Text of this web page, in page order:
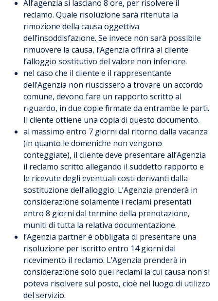
All’agenzia si lasciano 8 ore, per risolvere il
reclamo. Quale risoluzione sarà ritenuta la
rimozione della causa oggettiva
dell’insoddisfazione. Se invece non sarà possibile
rimuovere la causa, l’Agenzia offrirà al cliente
l’alloggio sostitutivo del valore non inferiore.
nel caso che il cliente e il rappresentante
dell’Agenzia non riuscissero a trovare un accordo
comune, devono fare un rapporto scritto al
riguardo, in due copie firmate da entrambe le parti.
Il cliente ottiene una copia di questo documento.
al massimo entro 7 giorni dal ritorno dalla vacanza
(in quanto le domeniche non vengono
conteggiate), il cliente deve presentare all’Agenzia
il reclamo scritto allegando il suddetto rapporto e
le ricevute degli eventuali costi derivanti dalla
sostituzione dell’alloggio. L’Agenzia prenderà in
considerazione solamente i reclami presentati
entro 8 giorni dal termine della prenotazione,
muniti di tutta la relativa documentazione.
l’Agenzia partner è obbligata di presentare una
risoluzione per iscritto entro 14 giorni dal
ricevimento il reclamo. L’Agenzia prenderà in
considerazione solo quei reclami la cui causa non si
poteva risolvere sul posto, cioè nel luogo di utilizzo
del servizio.